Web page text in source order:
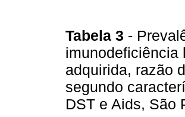
Tabela 3 -
imunodeficiência
adquirida, razão
segundo
DST e Aids, São